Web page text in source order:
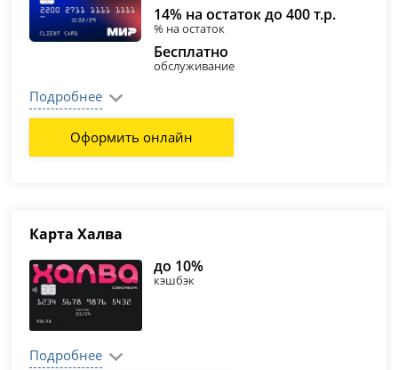
14% на остаток до 400 т.р.
% на остаток
Бесплатно
обслуживание
Подробнее
Оформить онлайн
Карта Халва
до 10%
кэшбэк
Подробнее